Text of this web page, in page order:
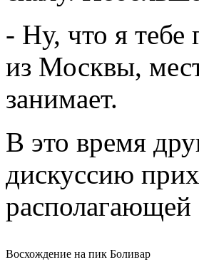
- Ну, что я тебе
из Москвы,
занимает.
В это время
дискуссию
располагающей
Восхождение на пик Боливар